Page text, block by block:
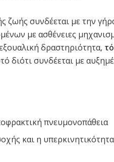
ζωής συνδέεται με την
με ασθένειες
δραστηριότητα,
διότι συνδέεται με
πνευμονοπάθεια
και η